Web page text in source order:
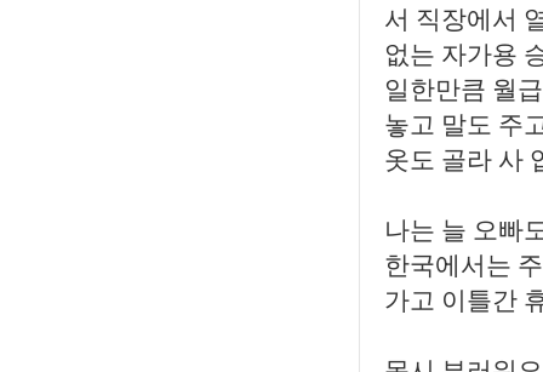
서 직장에서
없는 자가용
일한만큼 월
놓고 말도 주
옷도 골라 사
나는 늘 오빠
한국에서는
가고 이틀간